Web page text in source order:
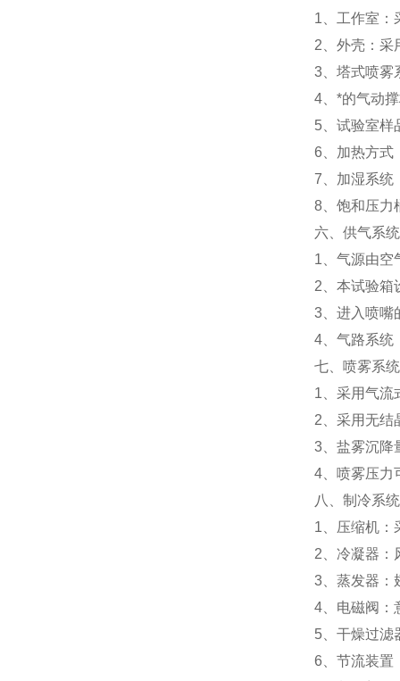
1、工作室：
2、外壳：采
3、塔式喷雾
4、*的气动
5、试验室样
6、加热方式
7、加湿系统
8、饱和压力
六、供气系统
1、气源由空
2、本试验箱
3、进入喷嘴
4、气路系统
七、喷雾系
1、采用气流
2、采用无结
3、盐雾沉降
4、喷雾压力
八、制冷系统
1、压缩机：
2、冷凝器：
3、蒸发器：
4、电磁阀：
5、干燥过滤
6、节流装置